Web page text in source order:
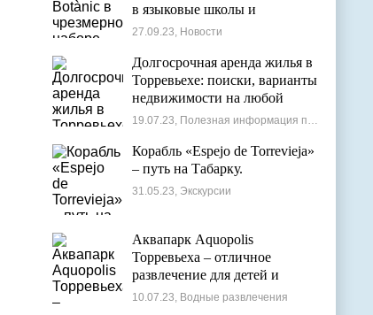
в языковые школы и
проблемах с ассигнованиями
27.09.23, Новости
Долгосрочная аренда жилья в
Торревьехе: поиски, варианты
недвижимости на любой
бюджет
19.07.23, Полезная информация по недвижимости
Корабль «Espejo de Torrevieja»
– путь на Табарку.
31.05.23, Экскурсии
Аквапарк Aquopolis
Торревьеха – отличное
развлечение для детей и
взрослых
10.07.23, Водные развлечения